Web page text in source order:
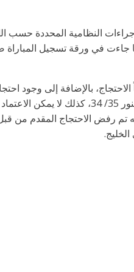
النظامية المحددة حسب
المباراة بفوز مضر 35/ 34، وأن نتيجة المباراة كما جاءت
بالإضافة إلى وجود
طرفي المباراة، وأن النتيجة النهائية مطابقة لورقة التسجيل، ولا يوجد بها أي خطأ، وهي
تم رفض الاحتجاج المقدم من